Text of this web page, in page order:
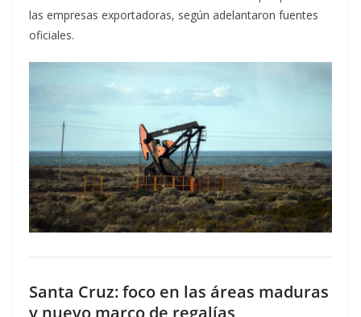
las empresas exportadoras, según adelantaron fuentes
oficiales.
Santa Cruz: foco en las áreas maduras
y nuevo marco de regalías